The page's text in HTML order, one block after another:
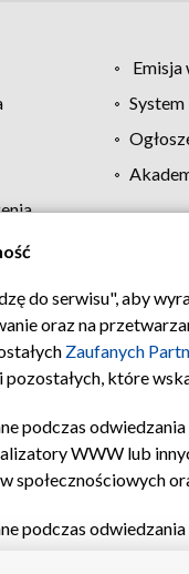
Emisja
System
Regulamin
do serwisu", aby
oraz na
Zaufanych
które
podczas
WWW lub
społecznościowych
podczas